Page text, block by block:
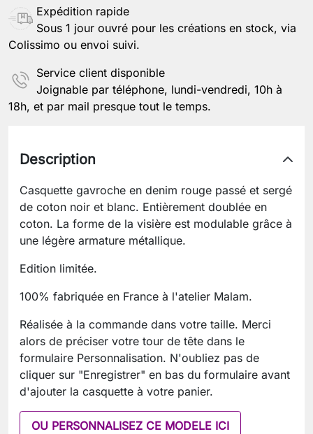
Expédition rapide
Sous 1 jour ouvré pour les créations en stock, via
Colissimo ou envoi suivi.
Service client disponible
Joignable par téléphone, lundi-vendredi, 10h à
18h, et par mail presque tout le temps.
Description
Casquette gavroche en denim rouge passé et sergé
de coton noir et blanc. Entièrement doublée en
coton. La forme de la visière est modulable grâce à
une légère armature métallique.
Edition limitée.
100% fabriquée en France à l'atelier Malam.
Réalisée à la commande dans votre taille. Merci
alors de préciser votre tour de tête dans le
formulaire Personnalisation. N'oubliez pas de
cliquer sur "Enregistrer" en bas du formulaire avant
d'ajouter la casquette à votre panier.
OU PERSONNALISEZ CE MODELE ICI